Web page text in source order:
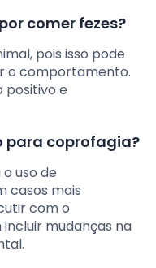
comer fezes?
pois isso pode
o comportamento.
positivo e
para coprofagia?
uso de
casos mais
com o
mudanças na